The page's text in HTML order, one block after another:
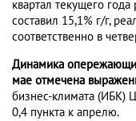
квартал текущего
составил 15,1% г/г,
соответственно в
Динамика
мае отмечена
бизнес-климата (ИБК)
0,4 пункта к апрелю.